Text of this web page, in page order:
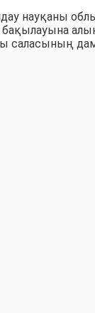
науқаны
саласының